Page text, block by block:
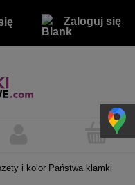
Zaloguj się
i kolor Państwa klamki